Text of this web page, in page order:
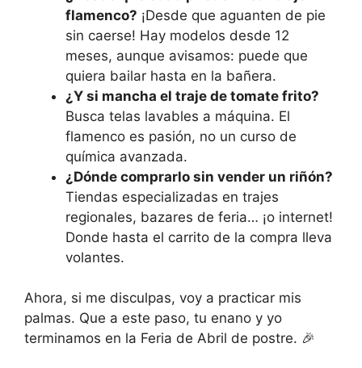
flamenco? ¡Desde que aguanten de pie
sin caerse! Hay modelos desde 12
meses, aunque avisamos: puede que
quiera bailar hasta en la bañera.
¿Y si mancha el traje de tomate frito?
Busca telas lavables a máquina. El
flamenco es pasión, no un curso de
química avanzada.
¿Dónde comprarlo sin vender un riñón?
Tiendas especializadas en trajes
regionales, bazares de feria… ¡o internet!
Donde hasta el carrito de la compra lleva
volantes.
Ahora, si me disculpas, voy a practicar mis
palmas. Que a este paso, tu enano y yo
terminamos en la Feria de Abril de postre. 🎉